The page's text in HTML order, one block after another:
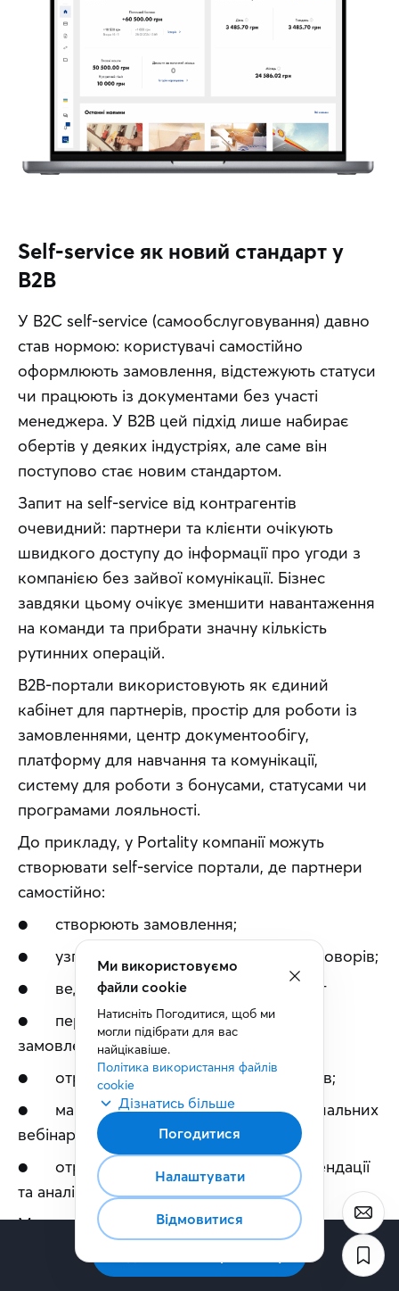
Self-service як новий стандарт у
B2B
У B2C self-service (самообслуговування) давно
став нормою: користувачі самостійно
оформлюють замовлення, відстежують статуси
чи працюють із документами без участі
менеджера. У B2B цей підхід лише набирає
обертів у деяких індустріях, але саме він
поступово стає новим стандартом.
Запит на self-service від контрагентів
очевидний: партнери та клієнти очікують
швидкого доступу до інформації про угоди з
компанією без зайвої комунікації. Бізнес
завдяки цьому очікує зменшити навантаження
на команди та прибрати значну кількість
рутинних операцій.
B2B-портали використовують як єдиний
кабінет для партнерів, простір для роботи із
замовленнями, центр документообігу,
платформу для навчання та комунікації,
систему для роботи з бонусами, статусами чи
програмами лояльності.
До прикладу, у Portality компанії можуть
створювати self-service портали, де партнери
самостійно:
●      створюють замовлення;
●      узгоджують персональні умови договорів;
●      ведуть електронний документообіг
●      переглядають статуси поточних
замовлень;
●      отримують низку цифрових сервісів;
●      мають доступ до бази знань та навчальних
вебінарів щодо продукції компанії;
●      отримують персоналізовані рекомендації
та аналітичні звіти, тощо.
Менеджери підключаються лише у випадках,
коли це дійсно потрібно, і бізнес масштабує
свої спроможності та може забезпечити сервіс